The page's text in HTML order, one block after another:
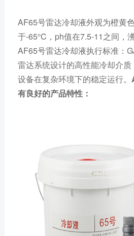
AF65号雷达冷却液外观为橙黄
于-65°C，ph值在7.5-11之间，
AF65号雷达冷却液执行标准：
雷达系统设计的高性能冷却介
设备在复杂环境下的稳定运行。
有良好的产品特性：